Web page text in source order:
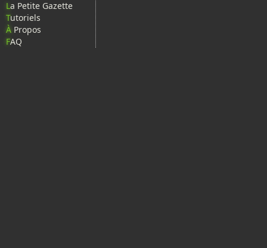
La Petite Gazette
Tutoriels
À Propos
FAQ